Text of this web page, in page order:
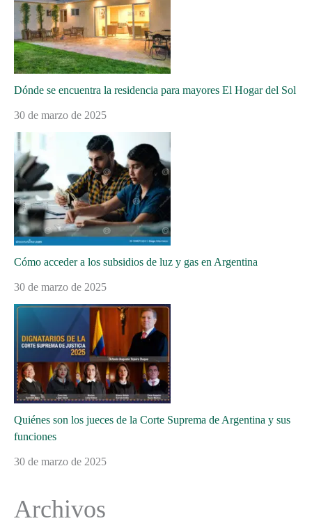
Dónde se encuentra la residencia para mayores El Hogar del Sol
30 de marzo de 2025
Cómo acceder a los subsidios de luz y gas en Argentina
30 de marzo de 2025
Quiénes son los jueces de la Corte Suprema de Argentina y sus
funciones
30 de marzo de 2025
Archivos